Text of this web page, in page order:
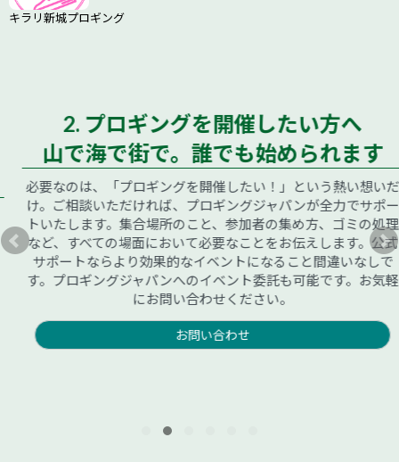
キラリ新城プロギング
2. プロギングを開催したい方へ
山で海で街で。誰でも始められます
必要なのは、「プロギングを開催したい！」という熱い想いだ
け。ご相談いただければ、プロギングジャパンが全力でサポー
トいたします。集合場所のこと、参加者の集め方、ゴミの処理
など、すべての場面において必要なことをお伝えします。公式
サポートならより効果的なイベントになること間違いなしで
す。プロギングジャパンへのイベント委託も可能です。お気軽
にお問い合わせください。
お問い合わせ